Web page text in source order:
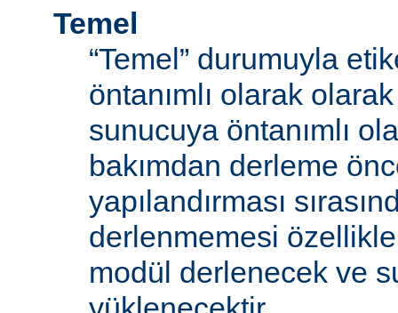
Temel
“Temel” durumuyla
öntanımlı olarak
sunucuya öntanımlı
bakımdan derleme
yapılandırması
derlenmemesi
modül derlenecek ve